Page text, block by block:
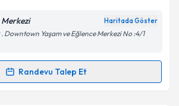
işlenmesine ilişkinAydınlatma
okudum ve kişisel verilerimin belirtilen
işlenmesini kabul ediyorum.
Merkezi Haritada Göster
Downtown Yaşam ve Eğlence Merkezi No :4/1
Randevu Talep Et
Talebi